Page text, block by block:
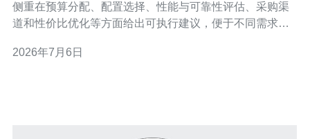
侧重在预算分配、配置选择、性能与可靠性评估、采购渠
道和性价比优化等方面给出可执行建议，便于不同需求的
途：静态网站、轻量应用或测试环境每月预算可控制在约
2026年7月6日